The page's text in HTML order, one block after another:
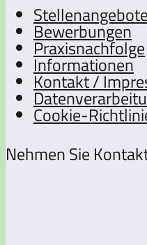
Stellenangebote
Bewerbungen
Praxisnachfolge
Informationen
Kontakt /
Cookie-
Nehmen Sie